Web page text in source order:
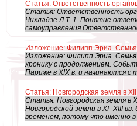
Статья: Ответственность
Статья: Ответственность
Чихладзе Л.Т. 1. Понятие
самоуправления
Изложение: Филипп Эриа.
Изложение: Филипп Эриа.
хронику с продолжением.
Париже в XIX в. и начинаются с
Статья: Новгородская земля в
Статья: Новгородская земля в
Новгородской земли в XI–XIII
временем, потому что именно